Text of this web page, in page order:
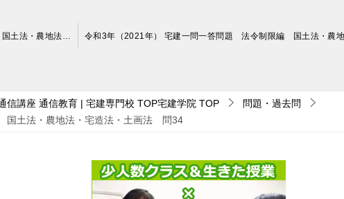
令和3年（2021年） 宅建一問一答問題 法令制限編 国土法・農地法・宅造法・土画法 問33
信講座 通信教育 | 宅建専門校 TOP宅建学院 TOP
問題・過去問
土法・農地法・宅造法・土画法 問34